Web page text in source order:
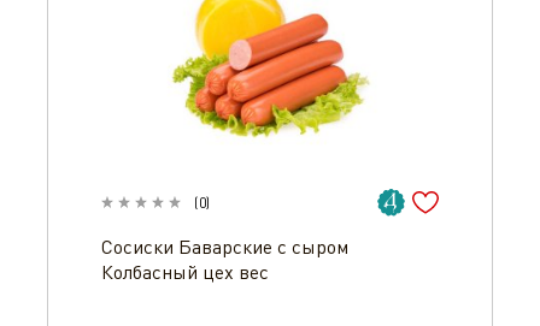
(0)
Сосиски Баварские с сыром
Колбасный цех вес